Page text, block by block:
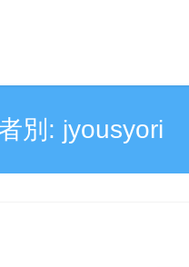
別: jyousyori